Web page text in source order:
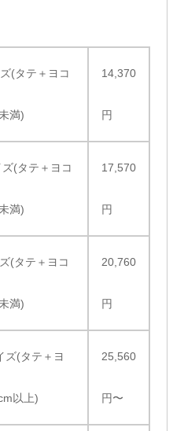
(タテ＋ヨコ
満)
14,370
円
(タテ＋ヨコ
満)
17,570
円
(タテ＋ヨコ
満)
20,760
円
ズ(タテ＋ヨ
以上)
25,560
円〜